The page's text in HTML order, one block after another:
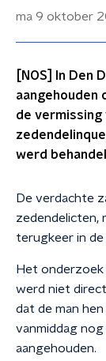
ma 9 oktober
[NOS] In Den
aangehouden
de vermissing
werd
De verdachte
zedendelicten,
terugkeer in de
Het onderzoek
werd niet
dat de man
vanmiddag
aangehouden.